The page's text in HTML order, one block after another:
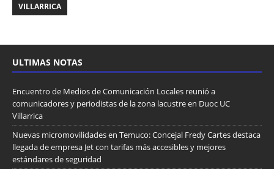
VILLARRICA
ULTIMAS NOTAS
Encuentro de Medios de Comunicación Locales reunió a
comunicadores y periodistas de la zona lacustre en Duoc UC
Villarrica
Nuevas micromovilidades en Temuco: Concejal Fredy Cartes destaca
llegada de empresa Jet con tarifas más accesibles y mejores
estándares de seguridad